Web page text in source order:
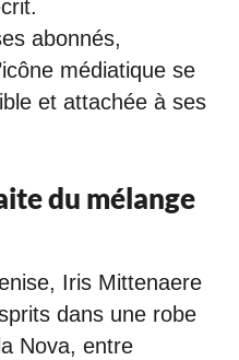
abonnés,
médiatique se
et attachée à ses
du mélange
Iris Mittenaere
dans une robe
Nova, entre